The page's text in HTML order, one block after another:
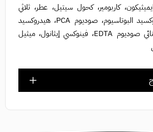
كاربومير، كحول سيتيل، عطر، ثلاثي
إيثانول أمين، هيدروكسيد البوتاسيوم، صوديوم PCA، هيدروكسيد
الألومنيوم، BHT، ثنائي صوديوم EDTA، فينوكسي إيثانول، ميثيل